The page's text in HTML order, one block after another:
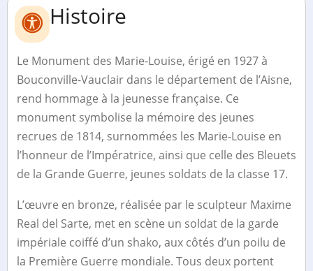
Histoire
Le Monument des Marie-Louise, érigé en 1927 à
Bouconville-Vauclair dans le département de l’Aisne,
rend hommage à la jeunesse française. Ce
monument symbolise la mémoire des jeunes
recrues de 1814, surnommées les Marie-Louise en
l’honneur de l’Impératrice, ainsi que celle des Bleuets
de la Grande Guerre, jeunes soldats de la classe 17.
L’œuvre en bronze, réalisée par le sculpteur Maxime
Real del Sarte, met en scène un soldat de la garde
impériale coiffé d’un shako, aux côtés d’un poilu de
la Première Guerre mondiale. Tous deux portent